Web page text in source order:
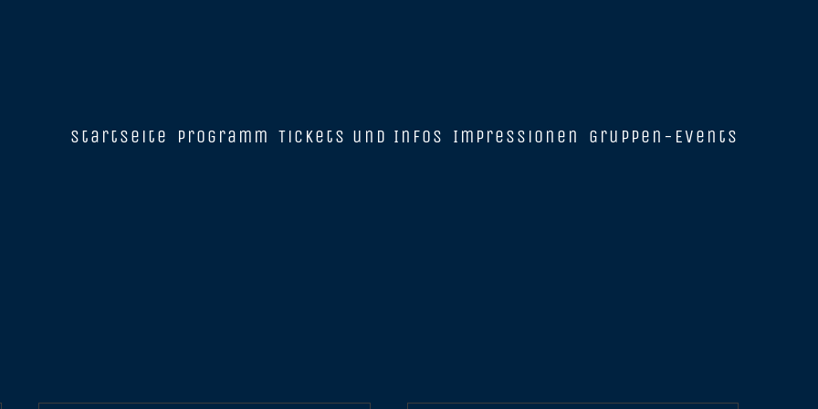
Startseite Programm Tickets und Infos Impressionen Gruppen-Events